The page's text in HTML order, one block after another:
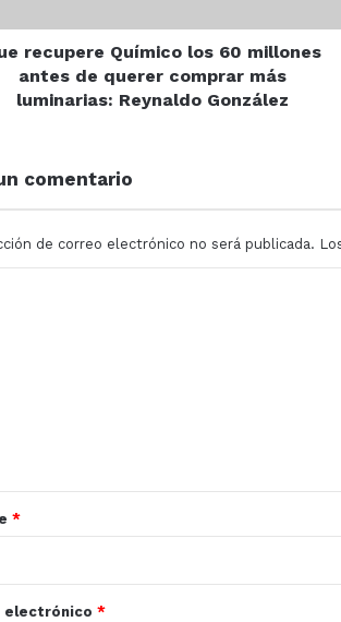
recupere Químico los 60 millones
antes de querer comprar más
luminarias: Reynaldo González
comentario
de correo electrónico no será publicada.
*
electrónico *